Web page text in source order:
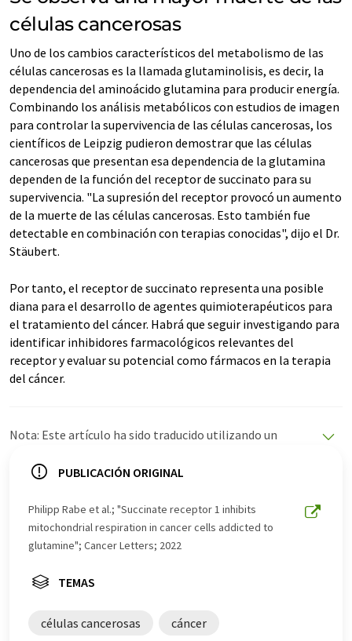
células cancerosas
Uno de los cambios característicos del metabolismo de las
células cancerosas es la llamada glutaminolisis, es decir, la
dependencia del aminoácido glutamina para producir energía.
Combinando los análisis metabólicos con estudios de imagen
para controlar la supervivencia de las células cancerosas, los
científicos de Leipzig pudieron demostrar que las células
cancerosas que presentan esa dependencia de la glutamina
dependen de la función del receptor de succinato para su
supervivencia. "La supresión del receptor provocó un aumento
de la muerte de las células cancerosas. Esto también fue
detectable en combinación con terapias conocidas", dijo el Dr.
Stäubert.
Por tanto, el receptor de succinato representa una posible
diana para el desarrollo de agentes quimioterapéuticos para
el tratamiento del cáncer. Habrá que seguir investigando para
identificar inhibidores farmacológicos relevantes del
receptor y evaluar su potencial como fármacos en la terapia
del cáncer.
Nota: Este artículo ha sido traducido utilizando un
ofrece estas traducciones automáticas para presentar
este artículo ha sido traducido con traducción
automática, es posible que contenga errores de
vocabulario, sintaxis o gramática. El artículo original en
PUBLICACIÓN ORIGINAL
Philipp Rabe et al.; "Succinate receptor 1 inhibits
mitochondrial respiration in cancer cells addicted to
glutamine"; Cancer Letters; 2022
TEMAS
células cancerosas cáncer